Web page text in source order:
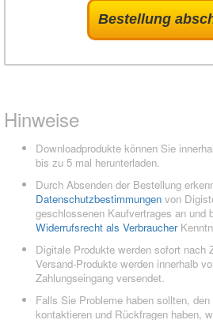
Bestellung
Hinweise
Downloadprodukte können Sie
bis zu 5 mal herunterladen.
Durch Absenden der Bestellung
Datenschutzbestimmungen von
geschlossenen Kaufvertrages an und
Widerrufsrecht als Verbraucher
Digitale Produkte werden sofort nach
Versand-Produkte werden innerhalb
Zahlungseingang versendet.
Falls Sie Probleme haben sollten,
kontaktieren und Rückfragen haben,